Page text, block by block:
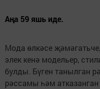
Аңа 59 яшь иде.
Мода өлкәсе
элек кенә модельер,
булды. Бүген танылган
рәссамы һәм